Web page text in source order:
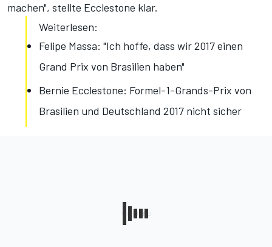
machen", stellte Ecclestone klar.
Weiterlesen:
Felipe Massa: "Ich hoffe, dass wir 2017 einen
Grand Prix von Brasilien haben"
Bernie Ecclestone: Formel-1-Grands-Prix von
Brasilien und Deutschland 2017 nicht sicher